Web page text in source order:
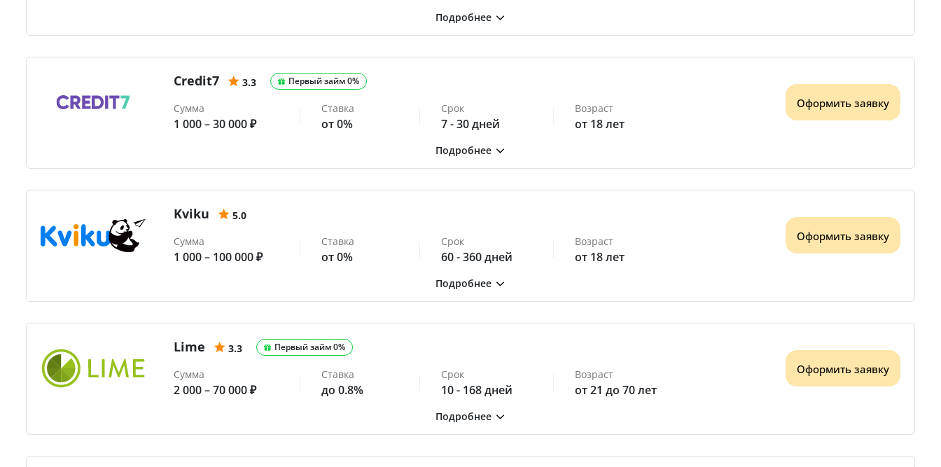
Credit7 3.3 Первый займ 0%
Сумма
1 000 – 30 000 ₽
Ставка
от 0%
Срок
7 - 30 дней
Возраст
от 18 лет
Оформить заявку
Kviku
5.0
Сумма
1 000 – 100 000 ₽
Ставка
от 0%
Срок
60 - 360 дней
Возраст
от 18 лет
Оформить заявку
Lime 3.3 Первый займ 0%
Сумма
2 000 – 70 000 ₽
Ставка
до 0.8%
Срок
10 - 168 дней
Возраст
от 21 до 70 лет
Оформить заявку